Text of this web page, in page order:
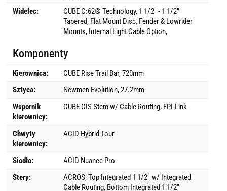
Widelec:
CUBE C:62® Technology, 1 1/2" - 1 1/2"
Tapered, Flat Mount Disc, Fender & Lowrider
Mounts, Internal Light Cable Option,
Komponenty
Kierownica:
CUBE Rise Trail Bar, 720mm
Sztyca:
Newmen Evolution, 27.2mm
Wspornik
kierownicy:
CUBE CIS Stem w/ Cable Routing, FPI-Link
Chwyty
kierownicy:
ACID Hybrid Tour
Siodło:
ACID Nuance Pro
Stery:
ACROS, Top Integrated 1 1/2" w/ Integrated
Cable Routing, Bottom Integrated 1 1/2"